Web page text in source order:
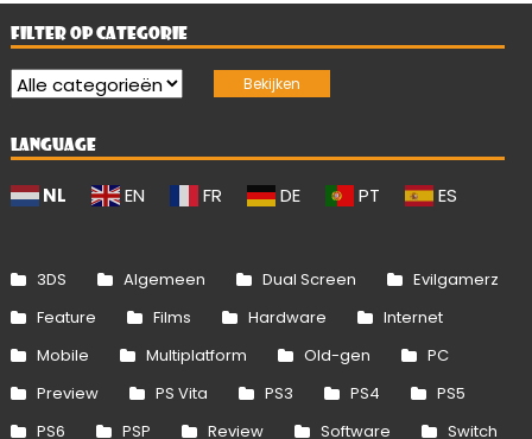
FILTER OP CATEGORIE
LANGUAGE
NL EN FR DE PT ES
3DS Algemeen Dual Screen
Evilgamerz
Feature
Films Hardware
Internet
Mobile
Multiplatform Old-gen
PC
Preview
PS Vita PS3 PS4
PS5
PS6
PSP Review Software Switch